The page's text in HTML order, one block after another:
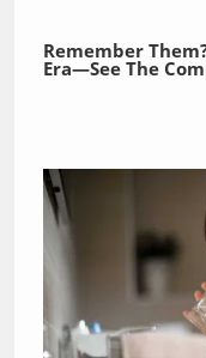
Remember
Era—See The